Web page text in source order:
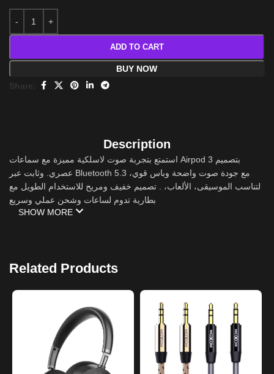
ADD TO CART
BUY NOW
Share:
Description
استمتع بتجربة صوت لاسلكية مميزة مع سماعات Airpod 3 بتصميم
عصري. وثابت عبر Bluetooth 5.3 مع جودة صوت واضحة وباس قوي،
لتناسب الموسيقى، الألعاب، . تصميم خفيف ومريح للاستخدام الطويل مع
بطارية تدوم لساعات وشحن عملي وسريع
SHOW MORE
Related Products